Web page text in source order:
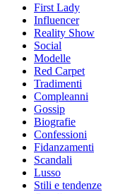
First Lady
Influencer
Reality Show
Social
Modelle
Red Carpet
Tradimenti
Compleanni
Gossip
Biografie
Confessioni
Fidanzamenti
Scandali
Lusso
Stili e tendenze